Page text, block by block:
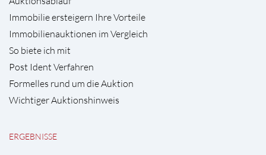
Immobilie ersteigern Ihre Vorteile
Immobilienauktionen im Vergleich
So biete ich mit
Post Ident Verfahren
Formelles rund um die Auktion
Wichtiger Auktionshinweis
ERGEBNISSE